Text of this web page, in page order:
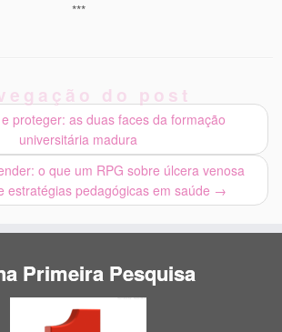
***
do post
proteger: as duas faces da formação
universitária madura
o que um RPG sobre úlcera venosa
estratégias pedagógicas em saúde →
Primeira Pesquisa